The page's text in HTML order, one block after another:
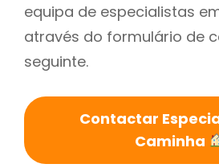
equipa de especialistas
através do formulário de
seguinte.
Contactar
Caminha